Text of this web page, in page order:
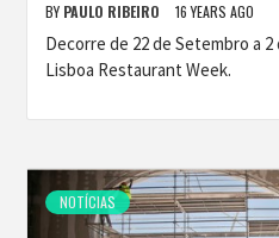
BY PAULO RIBEIRO 16 YEARS AGO
Decorre de 22 de Setembro a
Lisboa Restaurant Week.
NOTÍCIAS